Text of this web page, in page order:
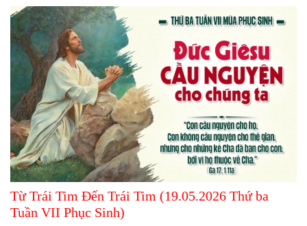
Từ Trái Tim Đến Trái Tim (19.05.2026 Thứ ba
Tuần VII Phục Sinh)